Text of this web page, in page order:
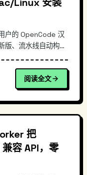
户的 OpenCode 汉
版、流水线自动构建
建、跨平台打包与发
帮助你快速评估它
阅读全文
把
容 API，零